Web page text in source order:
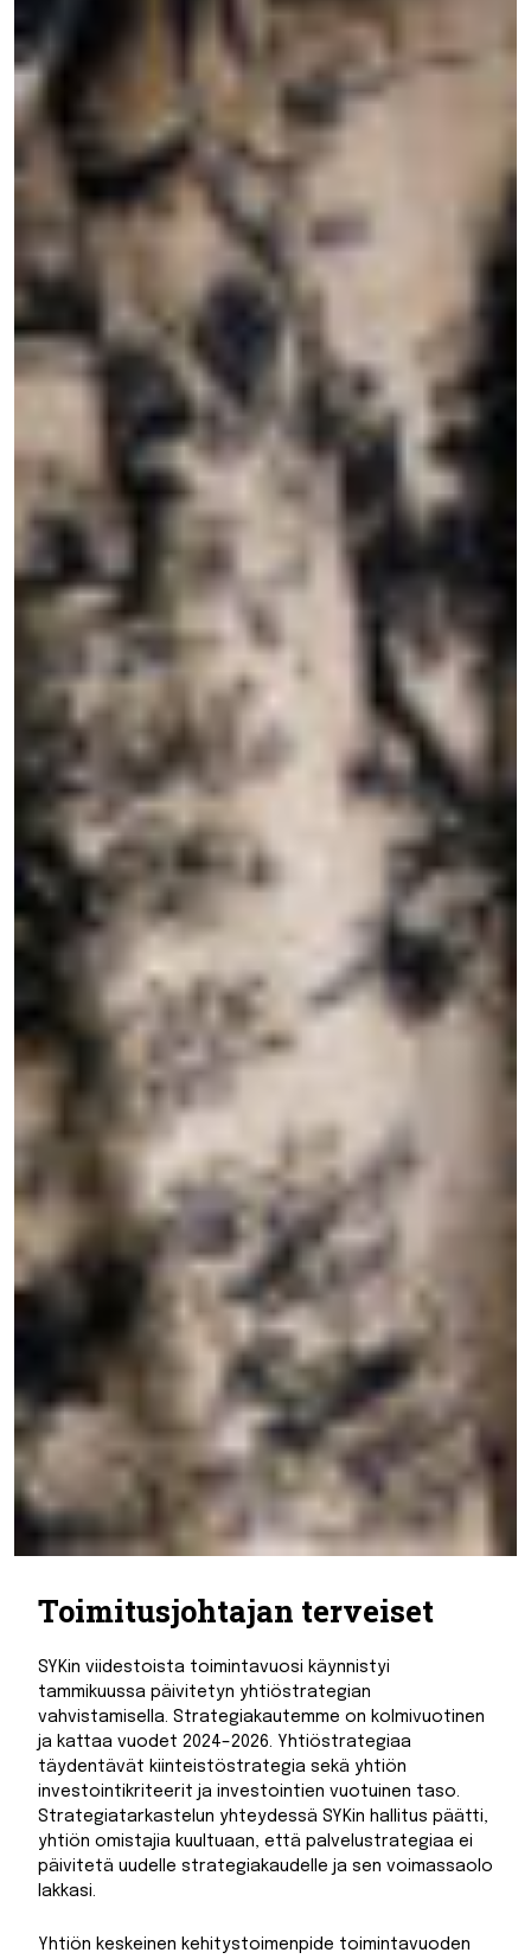
Toimitusjohtajan terveiset
SYKin viidestoista toimintavuosi käynnistyi
tammikuussa päivitetyn yhtiöstrategian
vahvistamisella. Strategiakautemme on kolmivuotinen
ja kattaa vuodet 2024–2026. Yhtiöstrategiaa
täydentävät kiinteistöstrategia sekä yhtiön
investointikriteerit ja investointien vuotuinen taso.
Strategiatarkastelun yhteydessä SYKin hallitus päätti,
yhtiön omistajia kuultuaan, että palvelustrategiaa ei
päivitetä uudelle strategiakaudelle ja sen voimassaolo
lakkasi.
Yhtiön keskeinen kehitystoimenpide toimintavuoden